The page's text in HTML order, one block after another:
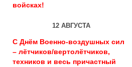
войсках!
12 АВГУСТА
С Днём Военно-воздушных сил
– лётчиков/вертолётчиков,
техников и весь причастный